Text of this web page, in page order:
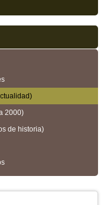
2000)
de historia)